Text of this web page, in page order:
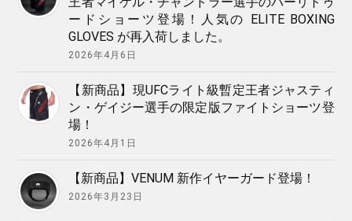
ードショーツ登場！人気の ELITE BOXING
GLOVES が再入荷しました。
2026年4月6日
【新商品】現UFCライト級暫定王者ジャスティ
ン・ゲイジー選手の限定版ファイトショーツ登
場！
2026年4月1日
【新商品】VENUM 新作イヤーガード登場！
2026年3月23日